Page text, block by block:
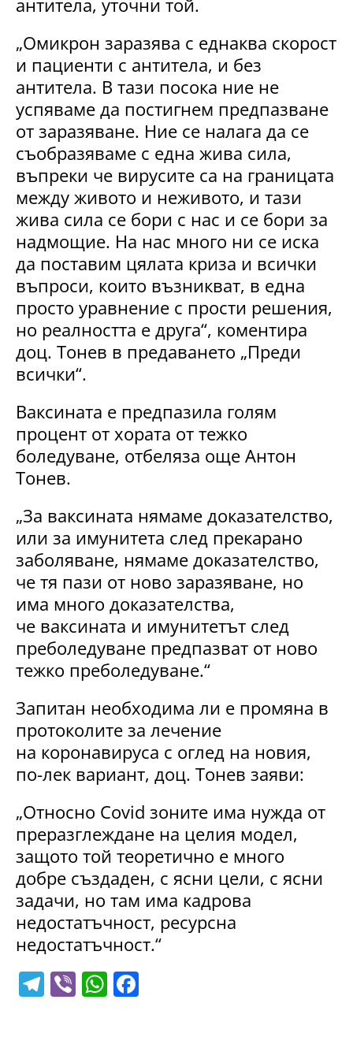
„Омикрон заразява с еднаква скорост
и пациенти с антитела, и без
антитела. В тази посока ние не
успяваме да постигнем предпазване
от заразяване. Ние се налага да се
съобразяваме с една жива сила,
въпреки че вирусите са на границата
между живото и неживото, и тази
жива сила се бори с нас и се бори за
надмощие. На нас много ни се иска
да поставим цялата криза и всички
въпроси, които възникват, в една
просто уравнение с прости решения,
но реалността е друга“, коментира
доц. Тонев в предаването „Преди
всички“.
Ваксината е предпазила голям
процент от хората от тежко
боледуване, отбеляза още Антон
Тонев.
„За ваксината нямаме доказателство,
или за имунитета след прекарано
заболяване, нямаме доказателство,
че тя пази от ново заразяване, но
има много доказателства,
че ваксината и имунитетът след
преболедуване предпазват от ново
тежко преболедуване.“
Запитан необходима ли е промяна в
протоколите за лечение
на коронавируса с оглед на новия,
по-лек вариант, доц. Тонев заяви:
„Относно Covid зоните има нужда от
преразглеждане на целия модел,
защото той теоретично е много
добре създаден, с ясни цели, с ясни
задачи, но там има кадрова
недостатъчност, ресурсна
недостатъчност.“
T Vi W